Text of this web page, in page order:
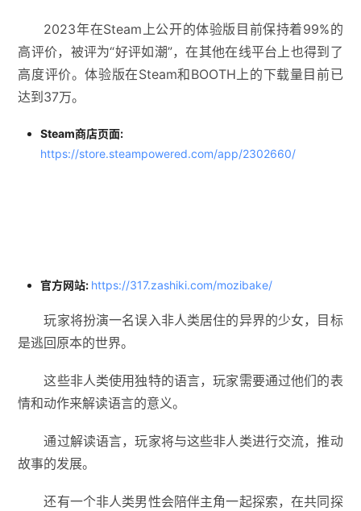
2023年在Steam上公开的体验版目前保持着99%的
高评价，被评为“好评如潮”，在其他在线平台上也得到了
高度评价。体验版在Steam和BOOTH上的下载量目前已
达到37万。
Steam商店页面:
https://store.steampowered.com/app/2302660/
官方网站: https://317.zashiki.com/mozibake/
玩家将扮演一名误入非人类居住的异界的少女，目标
是逃回原本的世界。
这些非人类使用独特的语言，玩家需要通过他们的表
情和动作来解读语言的意义。
通过解读语言，玩家将与这些非人类进行交流，推动
故事的发展。
还有一个非人类男性会陪伴主角一起探索，在共同探